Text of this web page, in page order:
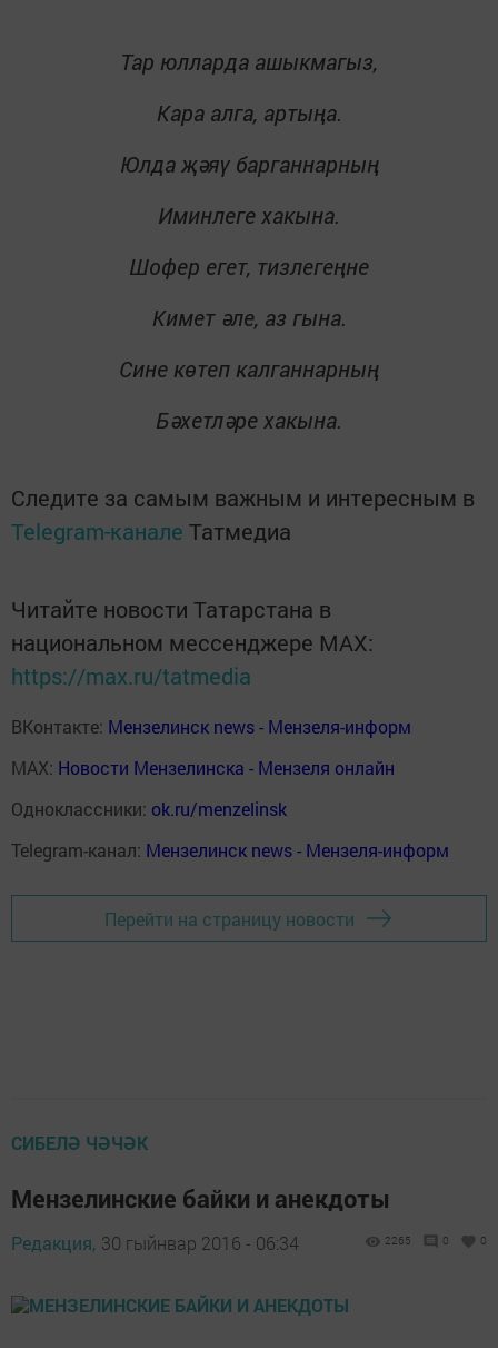
Тар юлларда ашыкмагыз,
Кара алга, артыңа.
Юлда җәяү барганнарның
Иминлеге хакына.
Шофер егет, тизлегеңне
Кимет әле, аз гына.
Сине көтеп калганнарның
Бәхетләре хакына.
Следите за самым важным и интересным в
Telegram-канале Татмедиа
Читайте новости Татарстана в
национальном мессенджере MАХ:
https://max.ru/tatmedia
ВКонтакте: Мензелинск news - Мензеля-информ
MAX: Новости Мензелинска - Мензеля онлайн
Одноклассники: ok.ru/menzelinsk
Telegram-канал: Мензелинск news - Мензеля-информ
Перейти на страницу новости
СИБЕЛӘ ЧӘЧӘК
Мензелинские байки и анекдоты
Редакция, 30 гыйнвар 2016 - 06:34 2265 0 0